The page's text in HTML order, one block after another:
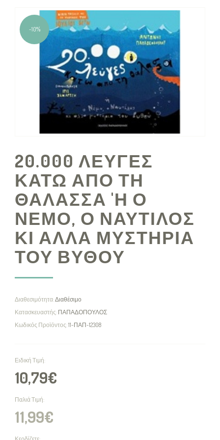
-10%
20.000 ΛΕΥΓΕΣ
ΚΑΤΩ ΑΠΟ ΤΗ
ΘΑΛΑΣΣΑ 'Η Ο
ΝΕΜΟ, Ο ΝΑΥΤΙΛΟΣ
ΚΙ ΑΛΛΑ ΜΥΣΤΗΡΙΑ
ΤΟΥ ΒΥΘΟΥ
Διαθεσιμότητα:Διαθέσιμο
Κατασκευαστής: ΠΑΠΑΔΟΠΟΥΛΟΣ
Κωδικός Προϊόντος:11-ΠΑΠ-12308
Ειδική Τιμή:
10,79€
Παλιά Τιμή:
11,99€